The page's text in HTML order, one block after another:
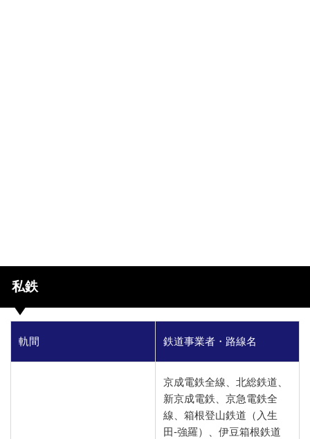
私鉄
軌間 鉄道事業者・路線名
京成電鉄全線、北総鉄道、
新京成電鉄、京急電鉄全
線、箱根登山鉄道（入生
田-強羅）、伊豆箱根鉄道